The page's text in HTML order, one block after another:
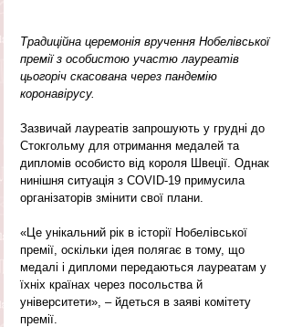
Традиційна церемонія вручення Нобелівської
премії з особистою участю лауреатів
цьогоріч скасована через пандемію
коронавірусу.
Зазвичай лауреатів запрошують у грудні до
Стокгольму для отримання медалей та
дипломів особисто від короля Швеції. Однак
нинішня ситуація з СОVID-19 примусила
організаторів змінити свої плани.
«Це унікальний рік в історії Нобелівської
премії, оскільки ідея полягає в тому, що
медалі і дипломи передаються лауреатам у
їхніх країнах через посольства й
університети», – йдеться в заяві комітету
премії.